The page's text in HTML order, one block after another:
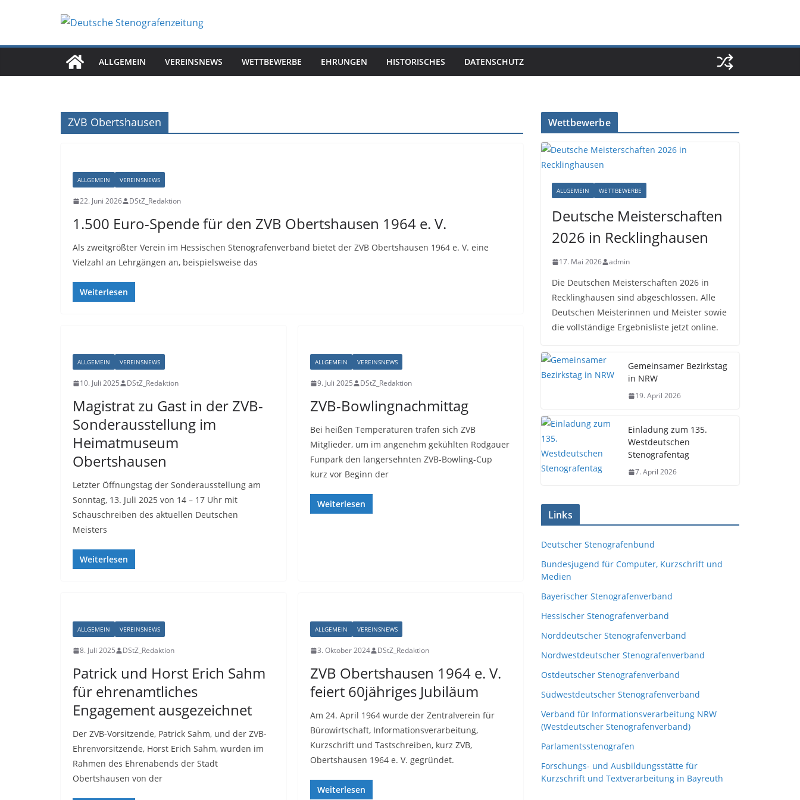
ALLGEMEIN VEREINSNEWS WETTBEWERBE EHRUNGEN HISTORISCHES DATENSCHUTZ
ZVB Obertshausen
ALLGEMEIN VEREINSNEWS
22. Juni 2026 DStZ_Redaktion
1.500 Euro-Spende für den ZVB Obertshausen 1964 e. V.
Als zweitgrößter Verein im Hessischen Stenografenverband bietet der ZVB Obertshausen 1964 e. V. eine
Vielzahl an Lehrgängen an, beispielsweise das
Weiterlesen
ALLGEMEIN VEREINSNEWS
10. Juli 2025 DStZ_Redaktion
Magistrat zu Gast in der ZVB-
Sonderausstellung im
Heimatmuseum
Obertshausen
Letzter Öffnungstag der Sonderausstellung am
Sonntag, 13. Juli 2025 von 14 – 17 Uhr mit
Schauschreiben des aktuellen Deutschen
Meisters
Weiterlesen
ALLGEMEIN VEREINSNEWS
9. Juli 2025 DStZ_Redaktion
ZVB-Bowlingnachmittag
Bei heißen Temperaturen trafen sich ZVB
Mitglieder, um im angenehm gekühlten Rodgauer
Funpark den langersehnten ZVB-Bowling-Cup
kurz vor Beginn der
Weiterlesen
ALLGEMEIN VEREINSNEWS
8. Juli 2025 DStZ_Redaktion
Patrick und Horst Erich Sahm
für ehrenamtliches
Engagement ausgezeichnet
Der ZVB-Vorsitzende, Patrick Sahm, und der ZVB-
Ehrenvorsitzende, Horst Erich Sahm, wurden im
Rahmen des Ehrenabends der Stadt
Obertshausen von der
ALLGEMEIN VEREINSNEWS
3. Oktober 2024 DStZ_Redaktion
ZVB Obertshausen 1964 e. V.
feiert 60jähriges Jubiläum
Am 24. April 1964 wurde der Zentralverein für
Bürowirtschaft, Informationsverarbeitung,
Kurzschrift und Tastschreiben, kurz ZVB,
Obertshausen 1964 e. V. gegründet.
Weiterlesen
Wettbewerbe
ALLGEMEIN WETTBEWERBE
Deutsche Meisterschaften
2026 in Recklinghausen
17. Mai 2026 admin
Die Deutschen Meisterschaften 2026 in
Recklinghausen sind abgeschlossen. Alle
Deutschen Meisterinnen und Meister sowie
die vollständige Ergebnisliste jetzt online.
Gemeinsamer Bezirkstag
in NRW
19. April 2026
Einladung zum 135.
Westdeutschen
Stenografentag
7. April 2026
Links
Deutscher Stenografenbund
Bundesjugend für Computer, Kurzschrift und
Medien
Bayerischer Stenografenverband
Hessischer Stenografenverband
Norddeutscher Stenografenverband
Nordwestdeutscher Stenografenverband
Ostdeutscher Stenografenverband
Südwestdeutscher Stenografenverband
Verband für Informationsverarbeitung NRW
(Westdeutscher Stenografenverband)
Parlamentsstenografen
Forschungs- und Ausbildungsstätte für
Kurzschrift und Textverarbeitung in Bayreuth